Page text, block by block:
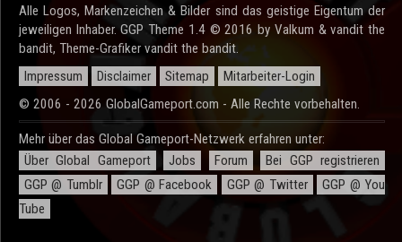
Alle Logos, Markenzeichen & Bilder sind das geistige Eigentum der
jeweiligen Inhaber. GGP Theme 1.4 © 2016 by Valkum & vandit the
bandit, Theme-Grafiker vandit the bandit.
Impressum
Disclaimer Sitemap
Mitarbeiter-Login
© 2006 - 2026 GlobalGameport.com - Alle Rechte vorbehalten.
Mehr über das Global Gameport-Netzwerk erfahren unter:
Über Global Gameport
Jobs Forum
Bei GGP registrieren
GGP @ Tumblr
GGP @ Facebook GGP @ Twitter
GGP @ You
Tube